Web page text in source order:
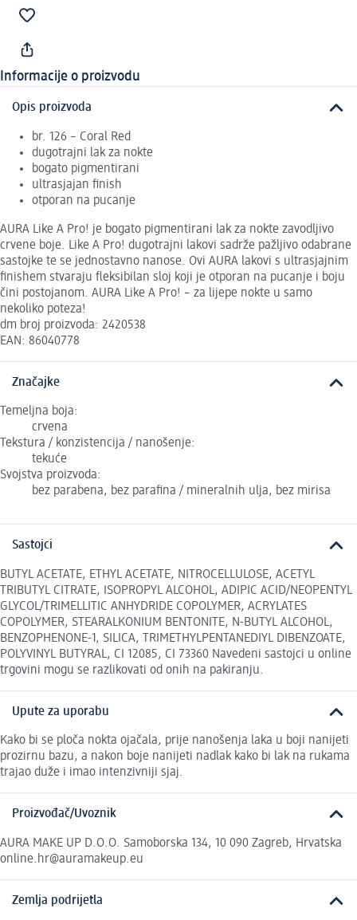
Informacije o proizvodu
Opis proizvoda
br. 126 – Coral Red
dugotrajni lak za nokte
bogato pigmentirani
ultrasjajan finish
otporan na pucanje
AURA Like A Pro! je bogato pigmentirani lak za nokte zavodljivo
crvene boje. Like A Pro! dugotrajni lakovi sadrže pažljivo odabrane
sastojke te se jednostavno nanose. Ovi AURA lakovi s ultrasjajnim
finishem stvaraju fleksibilan sloj koji je otporan na pucanje i boju
čini postojanom. AURA Like A Pro! – za lijepe nokte u samo
nekoliko poteza!
dm broj proizvoda: 2420538
EAN: 86040778
Značajke
Temeljna boja:
crvena
Tekstura / konzistencija / nanošenje:
tekuće
Svojstva proizvoda:
bez parabena, bez parafina / mineralnih ulja, bez mirisa
Sastojci
BUTYL ACETATE, ETHYL ACETATE, NITROCELLULOSE, ACETYL
TRIBUTYL CITRATE, ISOPROPYL ALCOHOL, ADIPIC ACID/NEOPENTYL
GLYCOL/TRIMELLITIC ANHYDRIDE COPOLYMER, ACRYLATES
COPOLYMER, STEARALKONIUM BENTONITE, N-BUTYL ALCOHOL,
BENZOPHENONE-1, SILICA, TRIMETHYLPENTANEDIYL DIBENZOATE,
POLYVINYL BUTYRAL, CI 12085, CI 73360 Navedeni sastojci u online
trgovini mogu se razlikovati od onih na pakiranju.
Upute za uporabu
Kako bi se ploča nokta ojačala, prije nanošenja laka u boji nanijeti
prozirnu bazu, a nakon boje nanijeti nadlak kako bi lak na rukama
trajao duže i imao intenzivniji sjaj.
Proizvođač/Uvoznik
AURA MAKE UP D.O.O. Samoborska 134, 10 090 Zagreb, Hrvatska
online.hr@auramakeup.eu
Zemlja podrijetla